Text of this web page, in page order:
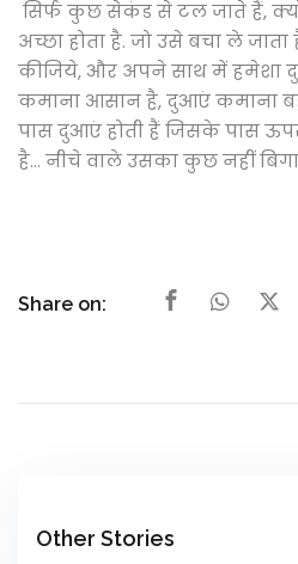
सिर्फ कुछ सेकंड से टल जाते हैं,
अच्छा होता है. जो उसे बचा ले
कीजिये, और अपने साथ में हमेशा
कमाना आसान है, दुआएं कमाना
पास दुआएं होती हैं जिसके पास
है... नीचे वाले उसका कुछ नहीं
Share on:
Other Stories